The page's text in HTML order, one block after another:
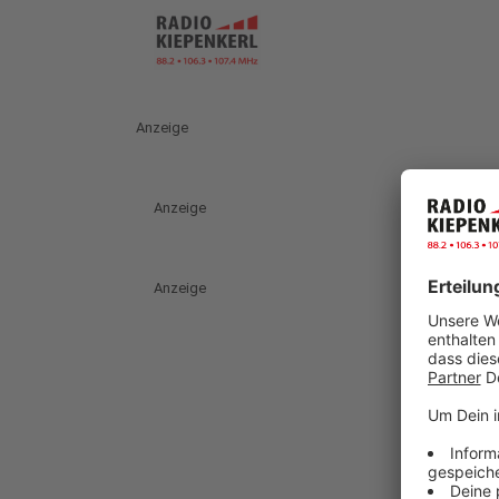
Anzeige
Anzeige
Anzeige